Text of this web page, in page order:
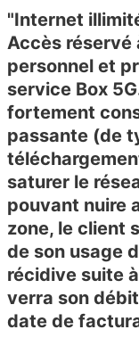
"Internet
Accès réservé
personnel et
service Box
fortement
passante (de
saturer le
pouvant nuire
zone, le client
de son usage
récidive suite
verra son
date de